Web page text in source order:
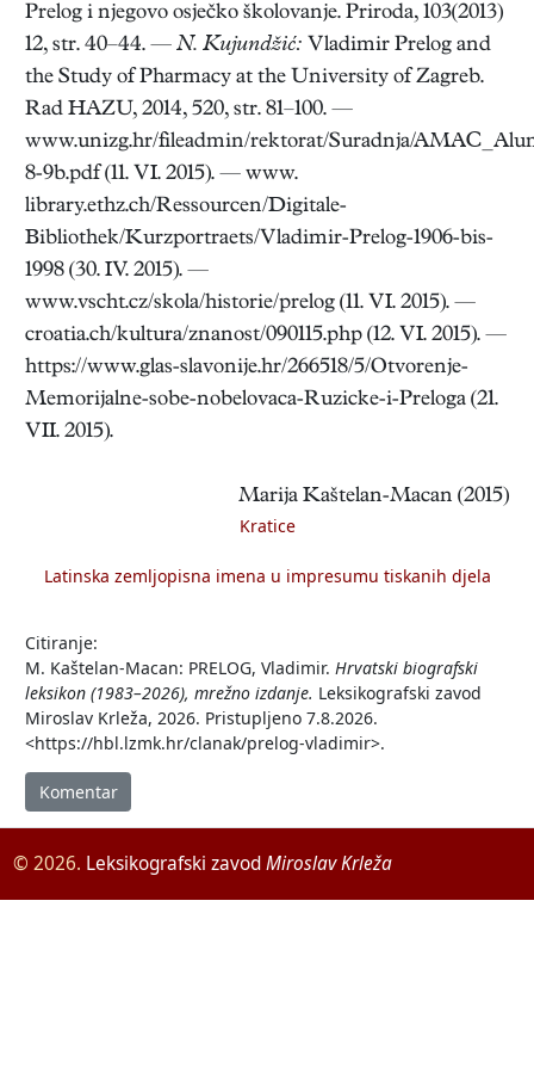
Prelog i njegovo osječko školovanje. Priroda, 103(2013)
12, str. 40–44. — N. Kujundžić: Vladimir Prelog and
the Study of Pharmacy at the University of Zagreb.
Rad HAZU, 2014, 520, str. 81–100. —
www.unizg.hr/fileadmin/rektorat/Suradnja/
8-9b.pdf (11. VI. 2015). — www.
library.ethz.ch/Ressourcen/Digitale-
Bibliothek/Kurzportraets/Vladimir-Prelog-1906-bis-
1998 (30. IV. 2015). —
www.vscht.cz/skola/historie/prelog (11. VI. 2015). —
croatia.ch/kultura/znanost/090115.php (12. VI. 2015). —
https://www.glas-slavonije.hr/266518/5/Otvorenje-
Memorijalne-sobe-nobelovaca-Ruzicke-i-Preloga (21.
VII. 2015).
Marija Kaštelan-Macan (2015)
Kratice
Latinska zemljopisna imena u impresumu tiskanih djela
Citiranje:
M. Kaštelan-Macan: PRELOG, Vladimir. Hrvatski biografski
leksikon (1983–2026), mrežno izdanje. Leksikografski zavod
Miroslav Krleža, 2026. Pristupljeno 7.8.2026.
<https://hbl.lzmk.hr/clanak/prelog-vladimir>.
Komentar
© 2026. Leksikografski zavodMiroslav Krleža